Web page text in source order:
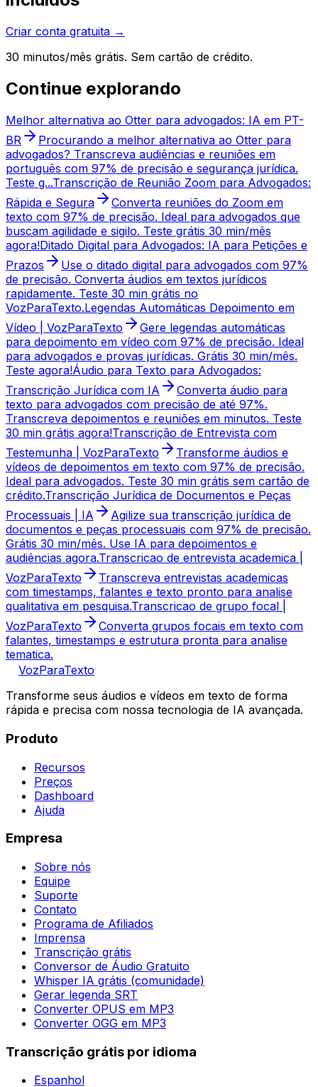
Criar conta gratuita →
30 minutos/mês grátis. Sem cartão de crédito.
Continue explorando
Melhor alternativa ao Otter para advogados: IA em PT-
BR
Procurando a melhor alternativa ao Otter para
advogados? Transcreva audiências e reuniões em
português com 97% de precisão e segurança jurídica.
Teste g...Transcrição de Reunião Zoom para Advogados:
Rápida e Segura
Converta reuniões do Zoom em
texto com 97% de precisão. Ideal para advogados que
buscam agilidade e sigilo. Teste grátis 30 min/mês
agora!Ditado Digital para Advogados: IA para Petições e
Prazos
Use o ditado digital para advogados com 97%
de precisão. Converta áudios em textos jurídicos
rapidamente. Teste 30 min grátis no
VozParaTexto.Legendas Automáticas Depoimento em
Vídeo | VozParaTexto
Gere legendas automáticas
para depoimento em vídeo com 97% de precisão. Ideal
para advogados e provas jurídicas. Grátis 30 min/mês.
Teste agora!Áudio para Texto para Advogados:
Transcrição Jurídica com IA
Converta áudio para
texto para advogados com precisão de até 97%.
Transcreva depoimentos e reuniões em minutos. Teste
30 min grátis agora!Transcrição de Entrevista com
Testemunha | VozParaTexto
Transforme áudios e
vídeos de depoimentos em texto com 97% de precisão.
Ideal para advogados. Teste 30 min grátis sem cartão de
crédito.Transcrição Jurídica de Documentos e Peças
Processuais | IA
Agilize sua transcrição jurídica de
documentos e peças processuais com 97% de precisão.
Grátis 30 min/mês. Use IA para depoimentos e
audiências agora.Transcricao de entrevista academica |
VozParaTexto
Transcreva entrevistas academicas
com timestamps, falantes e texto pronto para analise
qualitativa em pesquisa.Transcricao de grupo focal |
VozParaTexto
Converta grupos focais em texto com
falantes, timestamps e estrutura pronta para analise
tematica.
VozParaTexto
Transforme seus áudios e vídeos em texto de forma
rápida e precisa com nossa tecnologia de IA avançada.
Produto
Recursos
Preços
Dashboard
Ajuda
Empresa
Sobre nós
Equipe
Suporte
Contato
Programa de Afiliados
Imprensa
Transcrição grátis
Conversor de Áudio Gratuito
Whisper IA grátis (comunidade)
Gerar legenda SRT
Converter OPUS em MP3
Converter OGG em MP3
Transcrição grátis por idioma
Espanhol